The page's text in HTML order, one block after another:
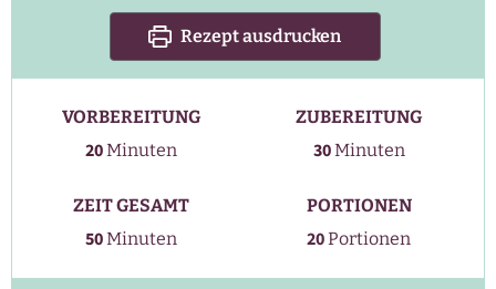
Rezept ausdrucken
VORBEREITUNG
20Minuten
Minuten
ZUBEREITUNG
30Minuten
Minuten
ZEIT GESAMT
50Minuten
Minuten
PORTIONEN
20Portionen